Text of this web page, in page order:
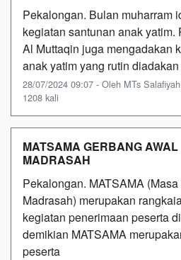
Pekalongan. Bulan muharram
kegiatan santunan anak yatim.
Al Muttaqin juga mengadakan
anak yatim yang rutin
28/07/2024 09:07 - Oleh MTs
1208 kali
MATSAMA GERBANG
MADRASAH
Pekalongan. MATSAMA
Madrasah) merupakan
kegiatan penerimaan peserta
demikian MATSAMA
peserta